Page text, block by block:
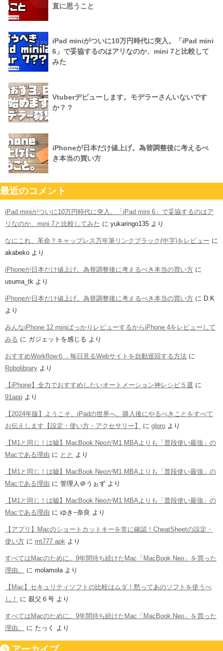
直に思うこと
iPad miniがついに10万円時代に突入。「iPad mini
6」で妥協するのはアリなのか、mini 7と比較して
みた
Vtuberデビューします。モデラーさんいないです
か？？
iPhoneが日本だけ値上げ。為替調整後に考えるべ
き本当の買い方
最近のコメント
iPad miniがついに10万円時代に突入。「iPad mini 6」で妥協するのはア
リなのか、mini 7と比較してみた に yukaringo135 より
なにこれ、革命？キャップレス万年筆リンクブラック(中字)をレビュー に
akabeko より
iPhoneが日本だけ値上げ。為替調整後に考えるべき本当の買い方 に
usuma_tk より
iPhoneが日本だけ値上げ。為替調整後に考えるべき本当の買い方 に D.K
より
みんなiPhone 12 miniばっかりレビューするからiPhone 4をレビューして
みる に ガジェットを感じる より
おすすめWorkflow６．毎日見るWebサイトを自動巡回する方法 に
Robolibrary より
【iPhone】全力でおすすめしたいオートメーション神レシピ５選 に
91app より
【2024年版】ようこそ、iPadの世界へ。購入後にやるべきことをすべて
お伝えします【設定・使い方・アクセサリー】
に glpro より
【M1と同じ！は嘘】MacBook NeoがM1 MBAよりも「普段使い最強」の
Macである理由 に とと より
【M1と同じ！は嘘】MacBook NeoがM1 MBAよりも「普段使い最強」の
Macである理由 に 管理人＠うぉず より
【M1と同じ！は嘘】MacBook NeoがM1 MBAよりも「普段使い最強」の
Macである理由 に ゆき−奈良 より
【アプリ】Macのショートカットキーを常に確認！CheatSheetの設定・
使い方 に mt777 apk より
すべてはMacのために。9年間待ち続けたMac「MacBook Neo」を買った
理由。
に molamola より
【Mac】セキュリティソフトの比較はムダ！黙ってあのソフトを使うべ
し！
に 親父６号 より
すべてはMacのために。9年間待ち続けたMac「MacBook Neo」を買った
理由。
に たっく より